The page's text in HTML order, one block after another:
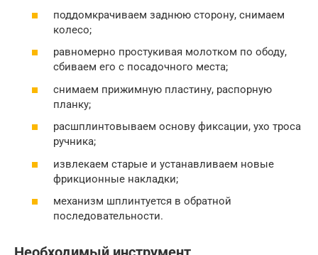
поддомкрачиваем заднюю сторону, снимаем
колесо;
равномерно простукивая молотком по ободу,
сбиваем его с посадочного места;
снимаем прижимную пластину, распорную
планку;
расшплинтовываем основу фиксации, ухо троса
ручника;
извлекаем старые и устанавливаем новые
фрикционные накладки;
механизм шплинтуется в обратной
последовательности.